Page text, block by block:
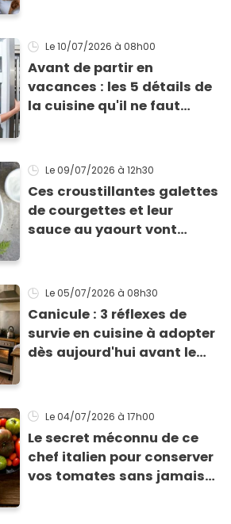
Le 10/07/2026 à 08h00
Avant de partir en
vacances : les 5 détails de
la cuisine qu'il ne faut
Le 09/07/2026 à 12h30
Ces croustillantes galettes
de courgettes et leur
sauce au yaourt vont
Le 05/07/2026 à 08h30
Canicule : 3 réflexes de
survie en cuisine à adopter
dès aujourd'hui avant le
Le 04/07/2026 à 17h00
Le secret méconnu de ce
chef italien pour conserver
vos tomates sans jamais